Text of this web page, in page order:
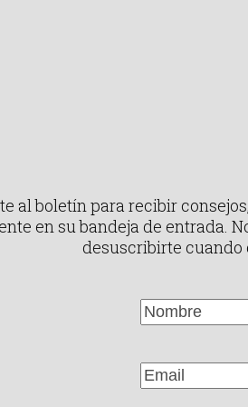
al boletín para recibir
en su bandeja de entrada.
desuscribirte cuando